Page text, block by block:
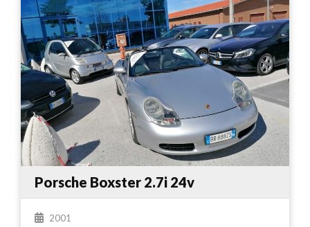
Porsche Boxster 2.7i 24v
2001